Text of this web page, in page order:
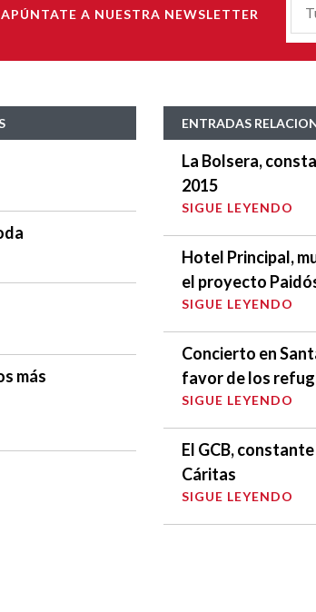
APÚNTATE A NUESTRA NEWSLETTER
más
ENTRADAS
La Bolsera,
2015
SIGUE LEYENDO
Hotel Principal,
el proyecto
SIGUE LEYENDO
Concierto en
favor de los
SIGUE LEYENDO
El GCB,
Cáritas
SIGUE LEYENDO